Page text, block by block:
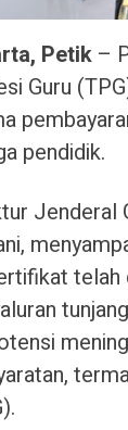
Petik –
Guru
pendidik.
Jenderal
telah